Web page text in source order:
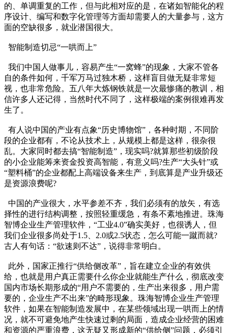
的、单调重复的工作，但与此相对应的是，在诸如智能化的程
序设计、编写和数字化管理等方面却需要人的大量参与，这方
面的空缺很多，就业潜国很大。
智能制造切忌“一哄而上”
我们中国人做事儿，容易产生“一窝蜂”的现象，大家不管各
自的条件如何，千军万马过独木桥，这样盲目做无疑非常短
视，也非常危险。五八年大炼钢铁就是一次最惨痛的教训，相
信许多人还记得，当然时代不同了，这样极端的案例很难再发
生了。
有人说中国的产业有点象“历史博物馆”，各种时期，不同阶
段的企业都有，不论从技术上，从规模上都是这样，很杂很
乱。大家同时都去搞“智能制造”，现实吗?就算那些初级阶段
的小企业能筹来资金投资高智能，有意义吗?生产“大头针”或
“塑料桶”的企业都配上高端设备来生产，到底算是产业升级还
是资源浪费呢?
中国的产业很大，水平参差不齐，我们必须有的放矢，有选
择性的进行结构调整，按照轻重缓急，有条不紊地推进。珠海
智博企业生产管理软件，“工业4.0”确实美好，也很诱人，但
我们企业很多尚处于1.5、2.0或2.5状态，怎么可能一蹴而就?
古人有句话：“欲速则不达”，说得非常明白。
此外，国家正推行“供给侧改革”，旨在建立企业的有效供
给，也就是用户真正需要什么你企业就能生产什么，彻底改变
国内市场长期形成的“用户不需要的，生产出来很多，用户需
要的，企业生产不出来”的畸形现象。珠海智博企业生产管理
软件，如果在智能制造发展中，在某些领域出现一哄而上的情
况，就不可避免地产生快速过剩的局面，造成企业经营的困难
和资源的严重浪费，这无疑又形成新的“供给侧”问题，必须引